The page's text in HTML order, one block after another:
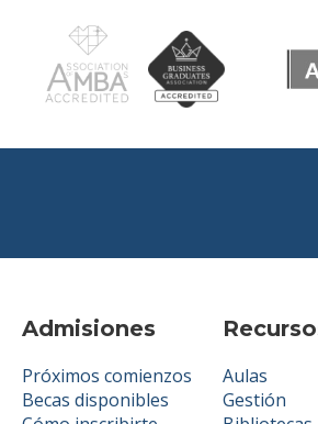
Admisiones
Próximos comienzos
Becas disponibles
Aulas
Gestión